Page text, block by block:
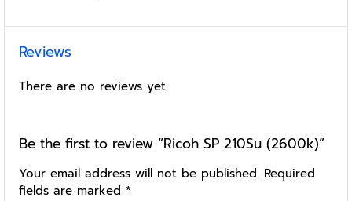
Reviews
There are no reviews yet.
Be the first to review “Ricoh SP 210Su (2600k)”
Your email address will not be published. Required
fields are marked *